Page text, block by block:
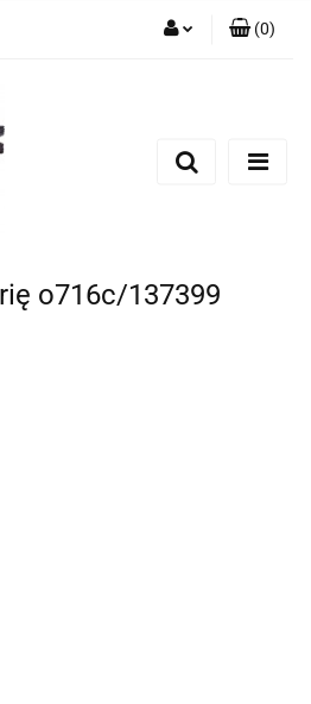
Dodaj zgłoszenie
(0)
o716c/137399